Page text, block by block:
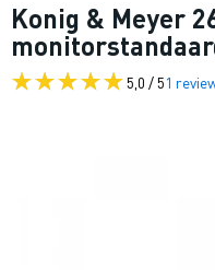
Konig & Meyer
5,0 / 51